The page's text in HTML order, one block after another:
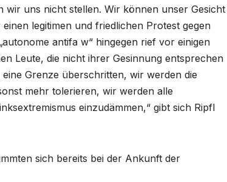
wir uns nicht stellen. Wir können unser Gesicht
legitimen und friedlichen Protest gegen
antifa w“ hingegen rief vor einigen
Leute, die nicht ihrer Gesinnung entsprechen
Grenze überschritten, wir werden die
mehr tolerieren, wir werden alle
einzudämmen,“ gibt sich Ripfl
sich bereits bei der Ankunft der